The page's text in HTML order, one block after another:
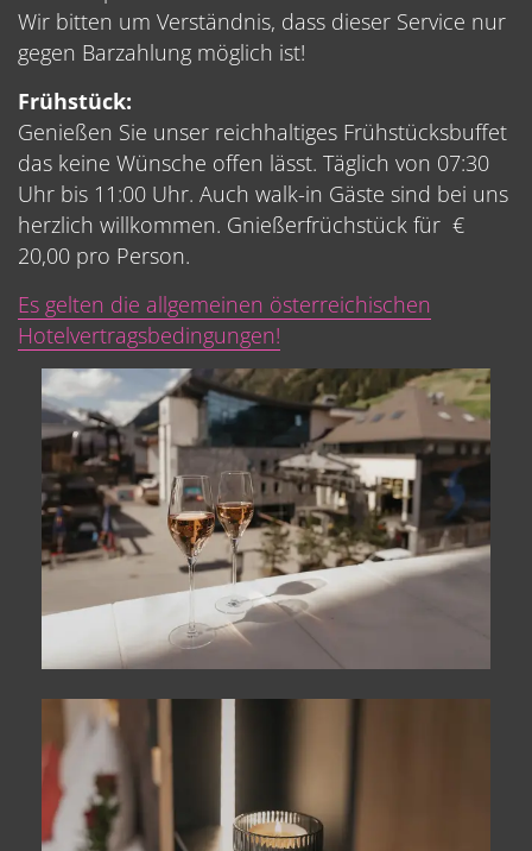
Wir bitten um Verständnis, dass dieser Service nur
gegen Barzahlung möglich ist!
Frühstück:
Genießen Sie unser reichhaltiges Frühstücksbuffet
das keine Wünsche offen lässt. Täglich von 07:30
Uhr bis 11:00 Uhr. Auch walk-in Gäste sind bei uns
herzlich willkommen. Gnießerfrüchstück für €
20,00 pro Person.
Es gelten die allgemeinen österreichischen
Hotelvertragsbedingungen!